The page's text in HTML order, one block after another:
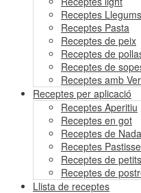
Receptes Llegums
Receptes Pasta
Receptes de peix
Receptes de
Receptes de
Receptes amb
Receptes per aplicació
Receptes Aperitiu
Receptes en got
Receptes de
Receptes
Receptes de
Receptes de
Llista de receptes